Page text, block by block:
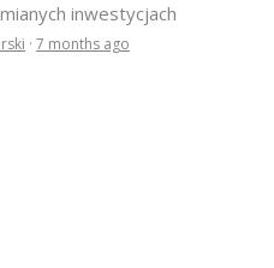
inwestycjach
· 7 months ago